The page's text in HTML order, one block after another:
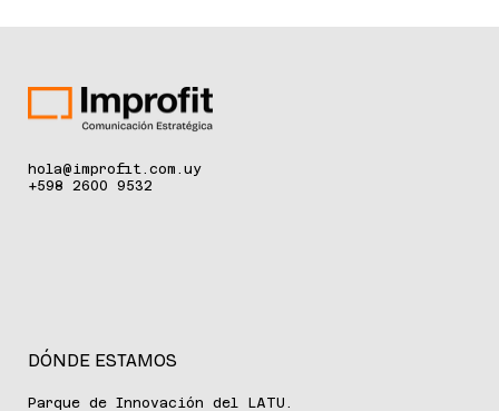
hola@improfit.com.uy
+598 2600 9532
DÓNDE ESTAMOS
Parque de Innovación del LATU.